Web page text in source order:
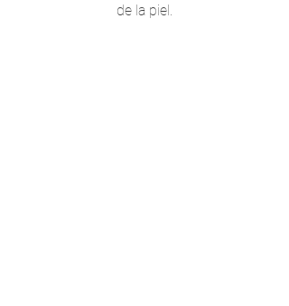
de la piel.